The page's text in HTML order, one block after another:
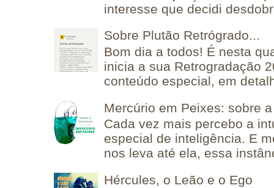
interesse que decidi
Sobre Plutão Retrógrado...
Bom dia a todos! É nesta
inicia a sua Retrogradação
conteúdo especial, em
Mercúrio em Peixes: sobre
Cada vez mais percebo a
especial de inteligência. E
nos leva até ela, essa
Hércules, o Leão e o Ego